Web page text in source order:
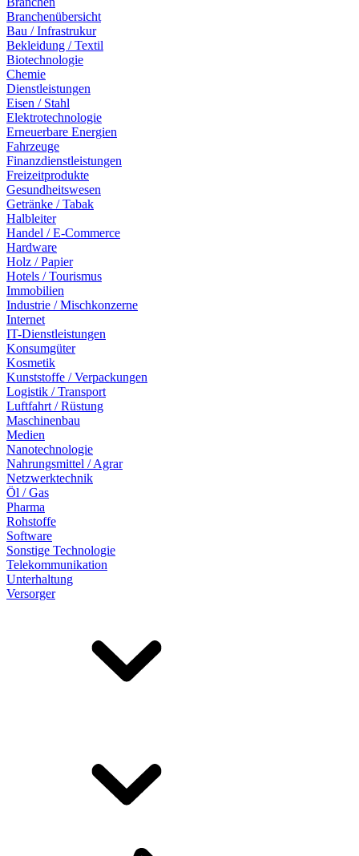
Branchenübersicht
Bau / Infrastrukur
Bekleidung / Textil
Biotechnologie
Chemie
Dienstleistungen
Eisen / Stahl
Elektrotechnologie
Erneuerbare Energien
Fahrzeuge
Finanzdienstleistungen
Freizeitprodukte
Gesundheitswesen
Getränke / Tabak
Halbleiter
Handel / E-Commerce
Hardware
Holz / Papier
Hotels / Tourismus
Immobilien
Industrie / Mischkonzerne
Internet
IT-Dienstleistungen
Konsumgüter
Kosmetik
Kunststoffe / Verpackungen
Logistik / Transport
Luftfahrt / Rüstung
Maschinenbau
Medien
Nanotechnologie
Nahrungsmittel / Agrar
Netzwerktechnik
Öl / Gas
Pharma
Rohstoffe
Software
Sonstige Technologie
Telekommunikation
Unterhaltung
Versorger